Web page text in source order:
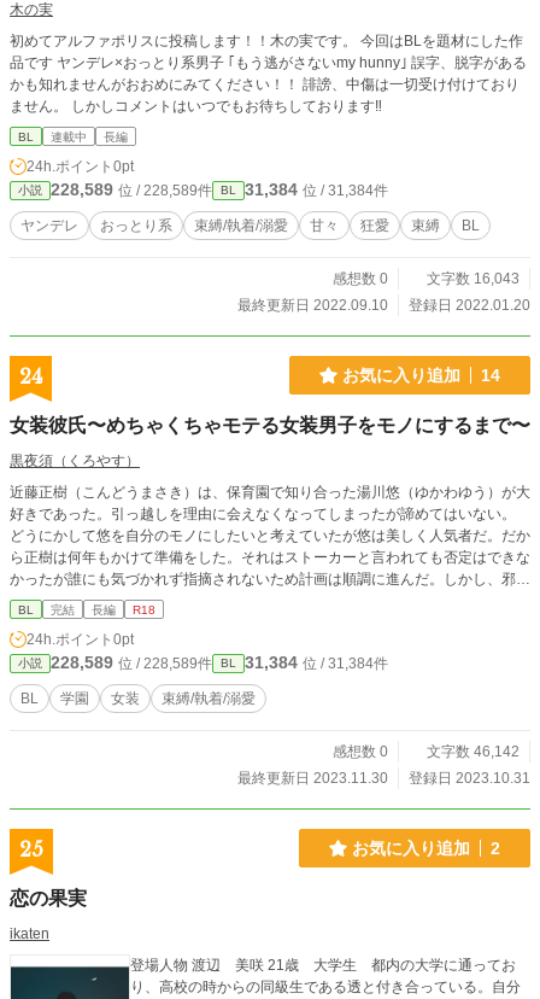
木の実
初めてアルファポリスに投稿します！！木の実です。 今回はBLを題材にした作
品です ヤンデレ×おっとり系男子 ｢もう逃がさないmy hunny｣ 誤字、脱字がある
かも知れませんがおおめにみてください！！ 誹謗、中傷は一切受け付けており
ません。 しかしコメントはいつでもお待ちしております‼️
BL 連載中 長編
24h.ポイント 0pt
小説 228,589 位 / 228,589件 BL 31,384 位 / 31,384件
ヤンデレ おっとり系 束縛/執着/溺愛 甘々 狂愛 束縛 BL
感想数 0
文字数 16,043
最終更新日 2022.09.10
登録日 2022.01.20
24 お気に入り追加 14
女装彼氏〜めちゃくちゃモテる女装男子をモノにするまで〜
黒夜須（くろやす）
近藤正樹（こんどうまさき）は、保育園で知り合った湯川悠（ゆかわゆう）が大
好きであった。引っ越しを理由に会えなくなってしまったが諦めてはいない。
どうにかして悠を自分のモノにしたいと考えていたが悠は美しく人気者だ。だか
ら正樹は何年もかけて準備をした。それはストーカーと言われても否定はできな
かったが誰にも気づかれず指摘されないため計画は順調に進んだ。しかし、邪魔
な男が現れて正樹はどうやって消そうか考えた。
BL 完結 長編 R18
24h.ポイント 0pt
小説 228,589 位 / 228,589件 BL 31,384 位 / 31,384件
BL 学園 女装 束縛/執着/溺愛
感想数 0
文字数 46,142
最終更新日 2023.11.30
登録日 2023.10.31
25 お気に入り追加 2
恋の果実
ikaten
登場人物 渡辺 美咲 21歳 大学生 都内の大学に通ってお
り、高校の時からの同級生である透と付き合っている。自分